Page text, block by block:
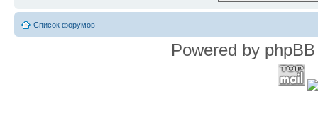
Список форумов
Powered by